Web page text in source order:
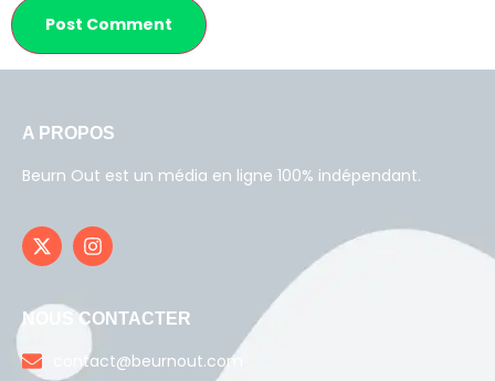
A PROPOS
Beurn Out est un média en ligne 100% indépendant.
NOUS CONTACTER
contact@beurnout.com